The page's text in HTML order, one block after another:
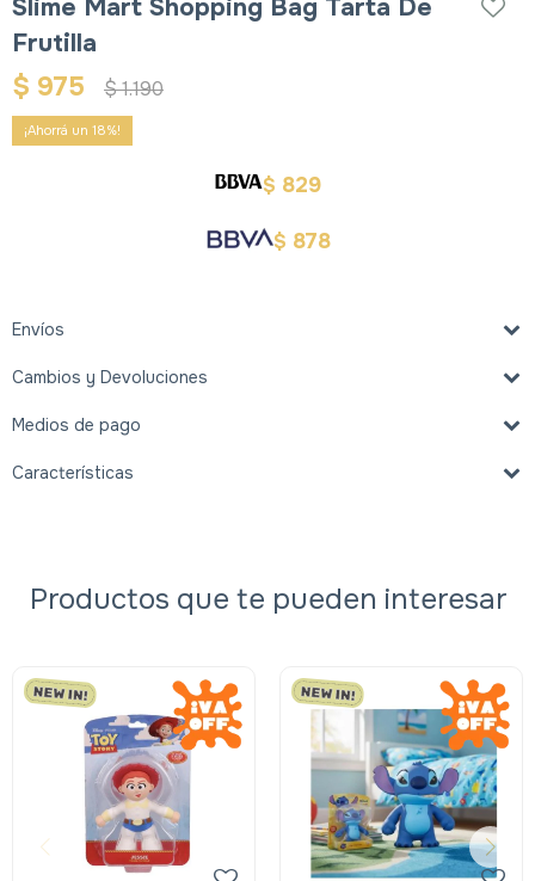
Slime Mart Shopping Bag Tarta De
Frutilla
$ 975 $1.190
18
$ 829
$ 878
Envíos
Cambios y Devoluciones
Medios de pago
Características
Productos que te pueden interesar